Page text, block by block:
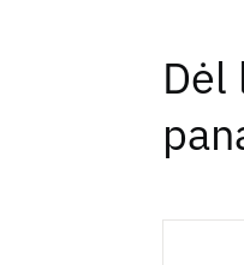
Dėl